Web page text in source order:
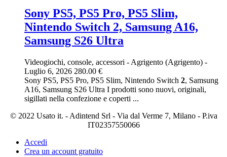
Sony PS5, PS5 Pro, PS5 Slim,
Nintendo Switch 2, Samsung A16,
Samsung S26 Ultra
Videogiochi, console, accessori - Agrigento (Agrigento) -
Luglio 6, 2026 280.00 €
Sony PS5, PS5 Pro, PS5 Slim, Nintendo Switch 2, Samsung
A16, Samsung S26 Ultra I prodotti sono nuovi, originali,
sigillati nella confezione e coperti ...
© 2022 Usato it. - Adintend Srl - Via dal Verme 7, Milano - P.iva
IT02357550066
Accedi
Crea un account gratuito